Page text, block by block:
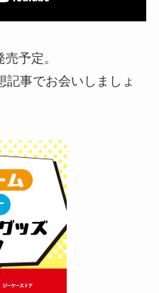
予定。
記事でお会いしましょ